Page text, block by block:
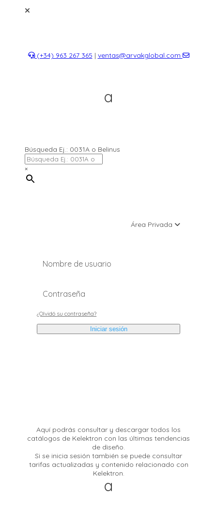
(+34) 963 267 365 | ventas@arvakglobal.com
Búsqueda Ej.: 0031A o Belinus
×
Área Privada
¿Olvidó su contraseña?
Iniciar sesión
Aquí podrás consultar y descargar todos los
catálogos de Kelektron con las últimas tendencias
de diseño.
Si se inicia sesión también se puede consultar
tarifas actualizadas y contenido relacionado con
Kelektron.